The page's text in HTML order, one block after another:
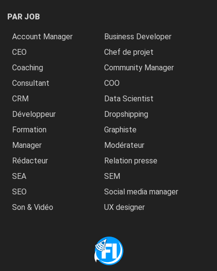
PAR JOB
Account Manager
Business Developer
CEO
Chef de projet
Coaching
Community Manager
Consultant
COO
CRM
Data Scientist
Développeur
Dropshipping
Formation
Graphiste
Manager
Modérateur
Rédacteur
Relation presse
SEA
SEM
SEO
Social media manager
Son & Vidéo
UX designer